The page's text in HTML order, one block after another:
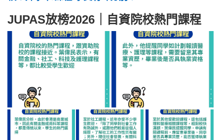
JUPAS放榜2026｜自資院校熱門課程